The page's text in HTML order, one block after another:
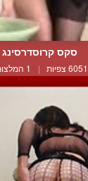
סקס קרוסדרסינג
6051 צפיות | 1 המלצות